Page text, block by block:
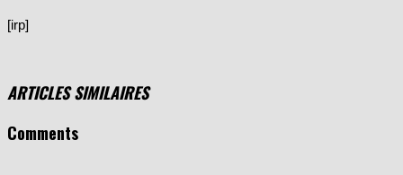
[irp]
ARTICLES SIMILAIRES
Comments